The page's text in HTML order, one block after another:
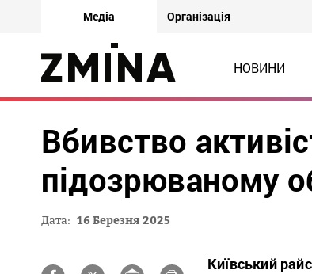
Медіа Організація
НОВИНИ
Вбивство
підозрюваному
Дата: 16 Березня 2025
Київський